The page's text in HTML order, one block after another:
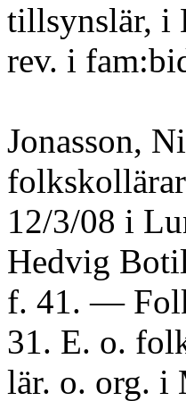
tillsynslär, i
rev. i
Jonasson,
12/3/08 i
Hedvig
f. 41. —
31. E. o.
lär. o. org. i